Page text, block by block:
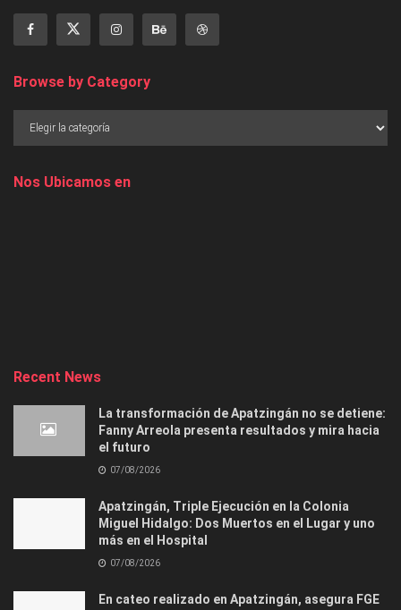
Browse by Category
Nos Ubicamos en
Recent News
La transformación de Apatzingán no se detiene:
Fanny Arreola presenta resultados y mira hacia
el futuro
07/08/2026
Apatzingán, Triple Ejecución en la Colonia
Miguel Hidalgo: Dos Muertos en el Lugar y uno
más en el Hospital
07/08/2026
En cateo realizado en Apatzingán, asegura FGE